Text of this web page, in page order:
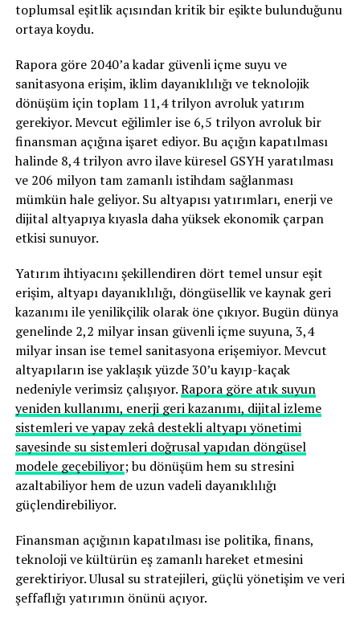
toplumsal eşitlik açısından kritik bir eşikte bulunduğunu
ortaya koydu.
Rapora göre 2040’a kadar güvenli içme suyu ve
sanitasyona erişim, iklim dayanıklılığı ve teknolojik
dönüşüm için toplam 11,4 trilyon avroluk yatırım
gerekiyor. Mevcut eğilimler ise 6,5 trilyon avroluk bir
finansman açığına işaret ediyor. Bu açığın kapatılması
halinde 8,4 trilyon avro ilave küresel GSYH yaratılması
ve 206 milyon tam zamanlı istihdam sağlanması
mümkün hale geliyor. Su altyapısı yatırımları, enerji ve
dijital altyapıya kıyasla daha yüksek ekonomik çarpan
etkisi sunuyor.
Yatırım ihtiyacını şekillendiren dört temel unsur eşit
erişim, altyapı dayanıklılığı, döngüsellik ve kaynak geri
kazanımı ile yenilikçilik olarak öne çıkıyor. Bugün dünya
genelinde 2,2 milyar insan güvenli içme suyuna, 3,4
milyar insan ise temel sanitasyona erişemiyor. Mevcut
altyapıların ise yaklaşık yüzde 30’u kayıp-kaçak
nedeniyle verimsiz çalışıyor.Rapora göre atık suyun
yeniden kullanımı, enerji geri kazanımı, dijital izleme
sistemleri ve yapay zekâ destekli altyapı yönetimi
sayesinde su sistemleri doğrusal yapıdan döngüsel
modele geçebiliyor; bu dönüşüm hem su stresini
azaltabiliyor hem de uzun vadeli dayanıklılığı
güçlendirebiliyor.
Finansman açığının kapatılması ise politika, finans,
teknoloji ve kültürün eş zamanlı hareket etmesini
gerektiriyor. Ulusal su stratejileri, güçlü yönetişim ve veri
şeffaflığı yatırımın önünü açıyor.